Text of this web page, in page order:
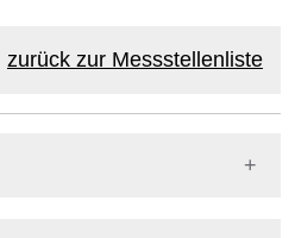
zurück zur Messstellenliste